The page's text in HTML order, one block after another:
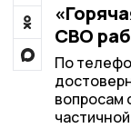
СВО
По
вопросам